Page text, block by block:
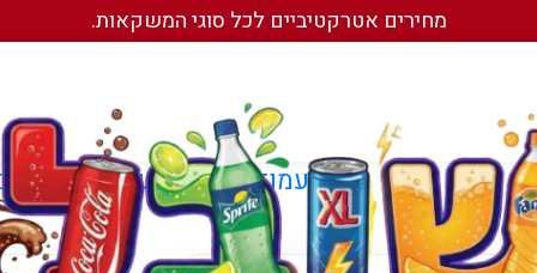
מחירים אטרקטיביים לכל סוגי המשקאות.
עמוד הבית/משקאות